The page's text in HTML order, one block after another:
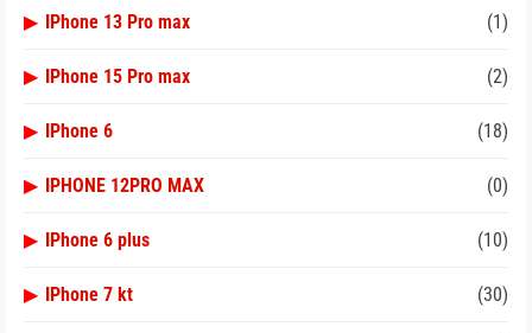
▶ IPhone 13 Pro max (1)
▶ IPhone 15 Pro max (2)
▶ IPhone 6 (18)
▶ IPHONE 12PRO MAX (0)
▶ IPhone 6 plus (10)
▶ IPhone 7 kt (30)